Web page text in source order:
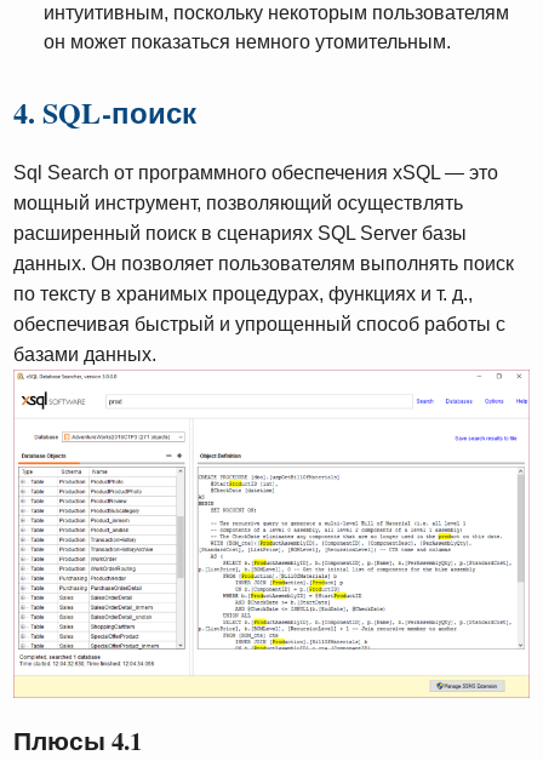
интуитивным, поскольку некоторым пользователям
он может показаться немного утомительным.
4. SQL-поиск
Sql Search от программного обеспечения xSQL — это
мощный инструмент, позволяющий осуществлять
расширенный поиск в сценариях SQL Server базы
данных. Он позволяет пользователям выполнять поиск
по тексту в хранимых процедурах, функциях и т. д.,
обеспечивая быстрый и упрощенный способ работы с
базами данных.
Плюсы 4.1